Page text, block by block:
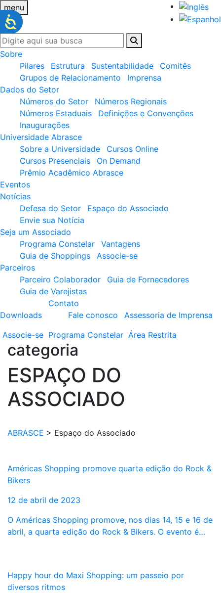
menu
Sobre
Pilares
Estrutura Sustentabilidade
Comitês
Grupos de Relacionamento
Imprensa
Dados do Setor
Números do Setor
Números Regionais
Números Estaduais
Definições e Convenções
Inaugurações
Universidade Abrasce
Sobre a Universidade
Cursos Online
Cursos Presenciais
On Demand
Prêmio Acadêmico Abrasce
Eventos
Notícias
Defesa do Setor
Espaço do Associado
Envie sua Notícia
Seja um Associado
Programa Constelar
Vantagens
Guia de Shoppings
Associe-se
Parceiros
Parceiro Colaborador
Guia de Fornecedores
Guia de Varejistas
Downloads
Contato
Fale conosco
Assessoria de Imprensa
Associe-se Programa Constelar Área Restrita
categoria
ESPAÇO DO
ASSOCIADO
ABRASCE > Espaço do Associado
Américas Shopping promove quarta edição do Rock &
Bikers
12 de abril de 2023
O Américas Shopping promove, nos dias 14, 15 e 16 de
abril, a quarta edição do Rock & Bikers. O evento é…
Happy hour do Maxi Shopping: um passeio por
diversos ritmos